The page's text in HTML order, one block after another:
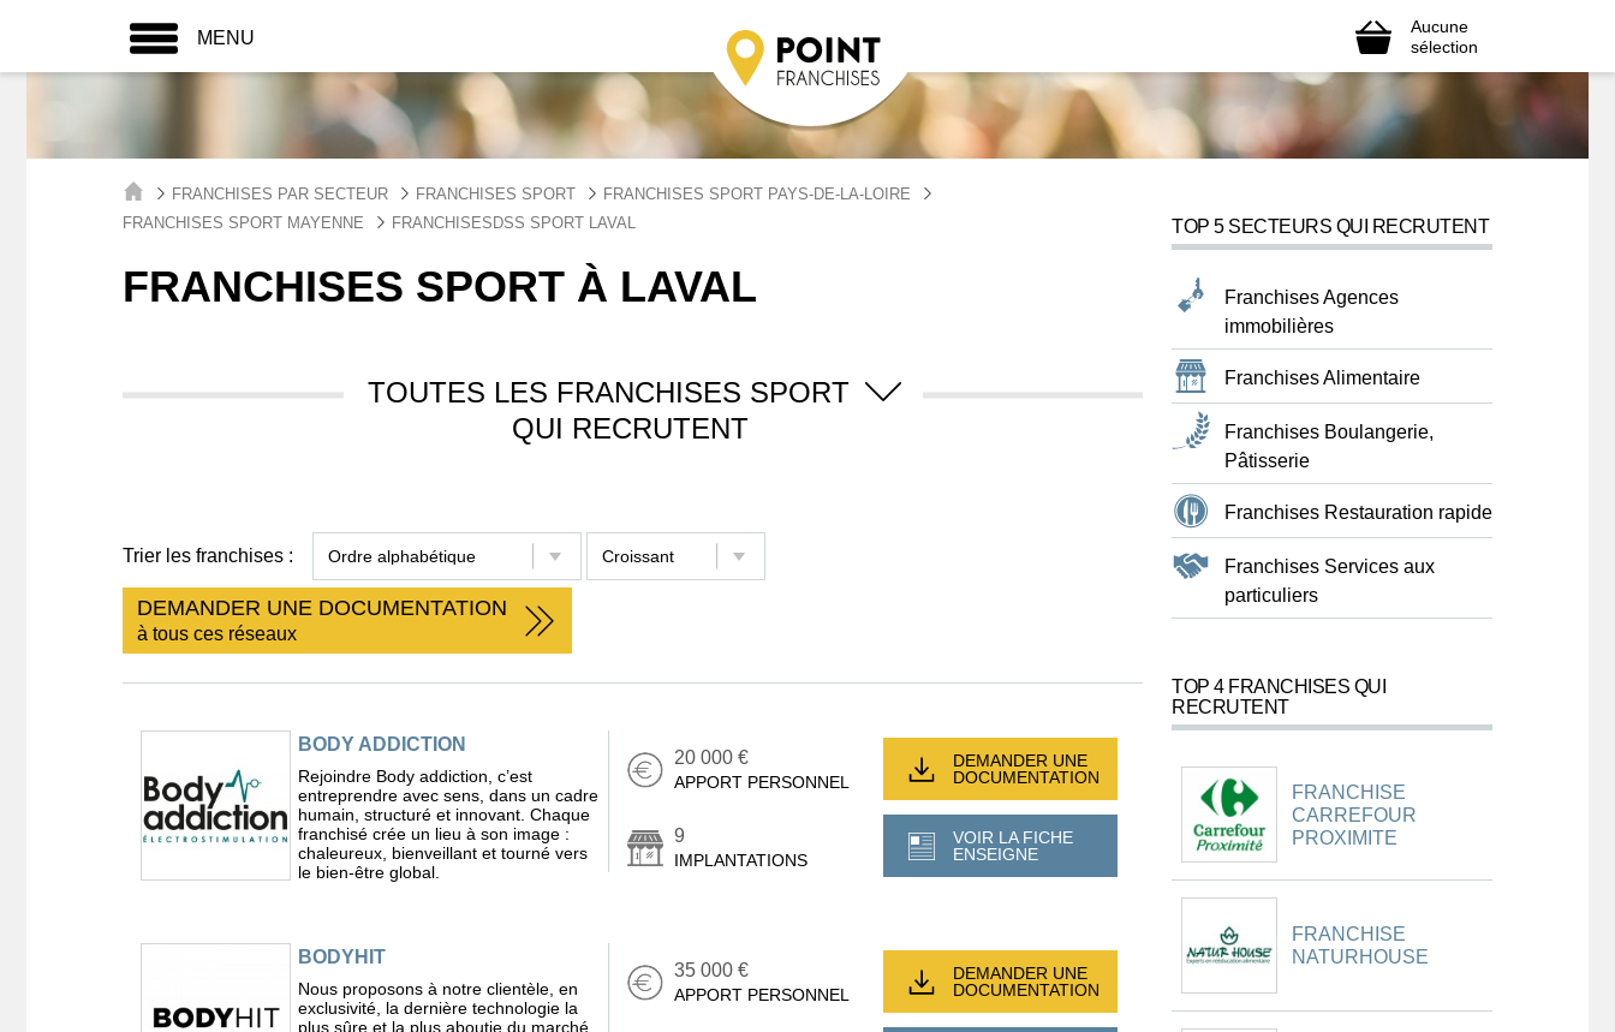
MENU
Aucune
sélection
FRANCHISES PAR SECTEUR FRANCHISES SPORT
FRANCHISES SPORT PAYS-DE-LA-LOIRE
FRANCHISES SPORT MAYENNE
FRANCHISESDSS SPORT LAVAL
FRANCHISES SPORT À LAVAL
TOUTES LES FRANCHISES SPORT
QUI RECRUTENT
Trier les franchises :
DEMANDER UNE DOCUMENTATION
à tous ces réseaux
BODY ADDICTION
Rejoindre Body addiction, c’est
entreprendre avec sens, dans un cadre
humain, structuré et innovant. Chaque
franchisé crée un lieu à son image :
chaleureux, bienveillant et tourné vers
le bien-être global.
20 000 €
APPORT PERSONNEL
9
IMPLANTATIONS
DEMANDER UNE
DOCUMENTATION
VOIR LA FICHE
ENSEIGNE
BODYHIT
Nous proposons à notre clientèle, en
exclusivité, la dernière technologie la
plus sûre et la plus aboutie du marché
35 000 €
APPORT PERSONNEL
DEMANDER UNE
DOCUMENTATION
TOP 5 SECTEURS QUI RECRUTENT
Franchises Agences
immobilières
Franchises Alimentaire
Franchises Boulangerie,
Pâtisserie
Franchises Restauration rapide
Franchises Services aux
particuliers
TOP 4 FRANCHISES QUI
RECRUTENT
FRANCHISE
CARREFOUR
PROXIMITE
FRANCHISE
NATURHOUSE